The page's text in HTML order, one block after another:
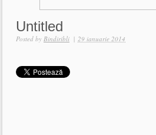
Untitled
Posted by Bindiribli | 29 ianuarie 2014